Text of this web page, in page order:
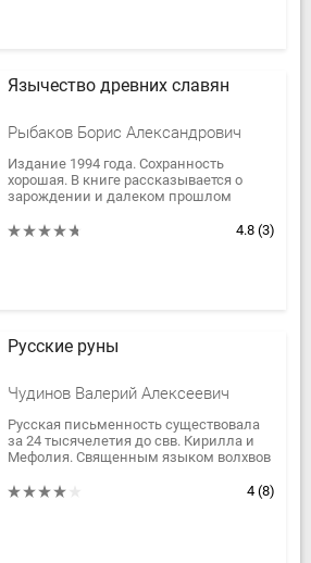
Язычество древних славян
Рыбаков Борис Александрович
Издание 1994 года. Сохранность
хорошая. В книге рассказывается о
зарождении и далеком прошлом
представлениях славян об
4.8 (3)
Русские руны
Чудинов Валерий Алексеевич
Русская письменность существовала
за 24 тысячелетия до свв. Кирилла и
Мефолия. Священным языком волхвов
представлял собой Руны Рода. Эти...4 (8)